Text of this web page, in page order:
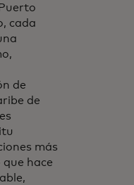
cada
de
de
más
hace